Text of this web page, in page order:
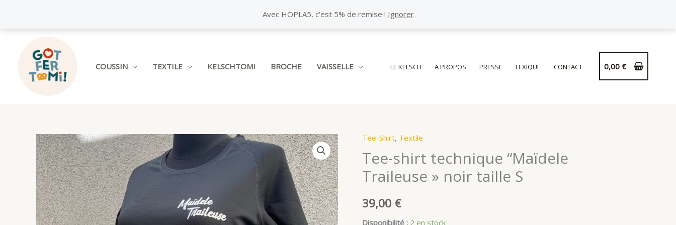
Avec HOPLA5, c'est 5% de remise ! Ignorer
COUSSIN TEXTILE KELSCHTOMI BROCHE VAISSELLE LE KELSCH A PROPOS PRESSE LEXIQUE CONTACT 0,00 €
Tee-Shirt, Textile
Tee-shirt technique “Maïdele
Traileuse » noir taille S
39,00 €
Disponibilité : 2 en stock